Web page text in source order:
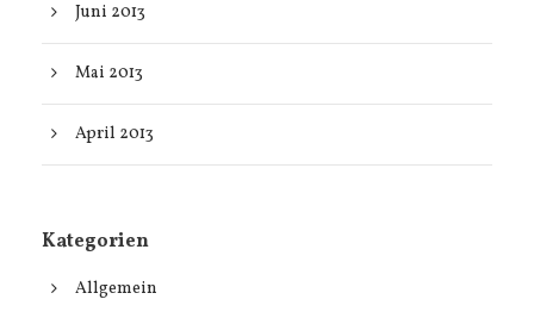
Juni 2013
Mai 2013
April 2013
Kategorien
Allgemein